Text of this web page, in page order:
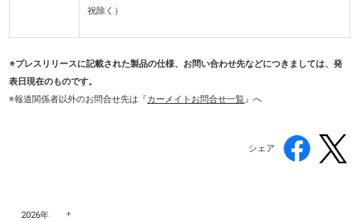
祝除く）
※プレスリリースに記載された製品の仕様、お問い合わせ先などにつきましては、発
表日現在のものです。
※報道関係者以外のお問合せ先は『カーメイトお問合せ一覧』へ
シェア
2026年